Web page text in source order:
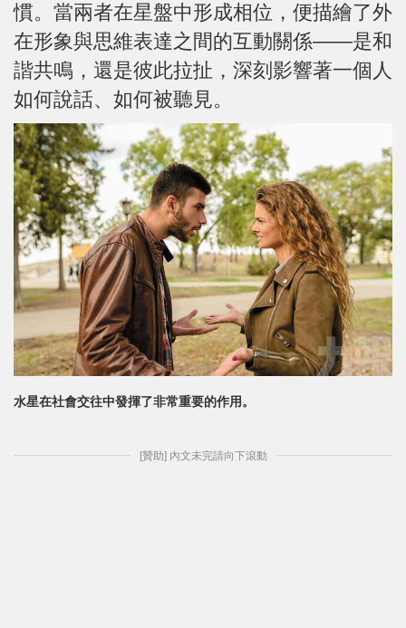
慣。當兩者在星盤中形成相位，便描繪了外
在形象與思維表達之間的互動關係——是和
諧共鳴，還是彼此拉扯，深刻影響著一個人
如何說話、如何被聽見。
水星在社會交往中發揮了非常重要的作用。
[贊助] 內文未完請向下滾動